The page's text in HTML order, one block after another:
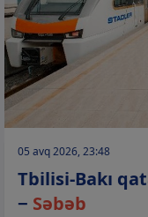
05 avq 2026, 23:48
Tbilisi-Bakı
− Səbəb